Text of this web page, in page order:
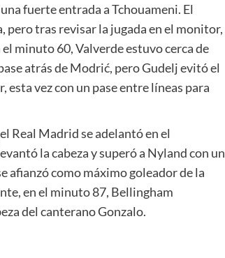
fuerte entrada a Tchouameni. El
tras revisar la jugada en el monitor,
minuto 60, Valverde estuvo cerca de
atrás de Modrić, pero Gudelj evitó el
vez con un pase entre líneas para
Real Madrid se adelantó en el
la cabeza y superó a Nyland con un
afianzó como máximo goleador de la
en el minuto 87, Bellingham
del canterano Gonzalo.